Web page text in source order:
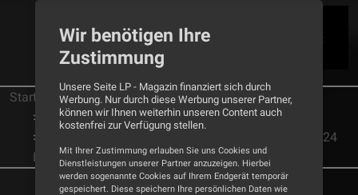
Startseite Tests
Plattenspieler
Thorens
Kunst und Können - Plattenspieler Thorens TD124
DD Exclusive
Wir benötigen Ihre
Zustimmung
Unsere Seite LP - Magazin finanziert sich durch
Werbung. Nur durch diese Werbung unserer Partner,
können wir Ihnen weiterhin unseren Content auch
kostenfrei zur Verfügung stellen.
Mit Ihrer Zustimmung erlauben Sie uns Cookies und
Dienstleistungen unserer Partner anzuzeigen. Hierbei
werden sogenannte Cookies auf Ihrem Endgerät temporär
gespeichert. Diese speichern Ihre persönlichen Daten wie